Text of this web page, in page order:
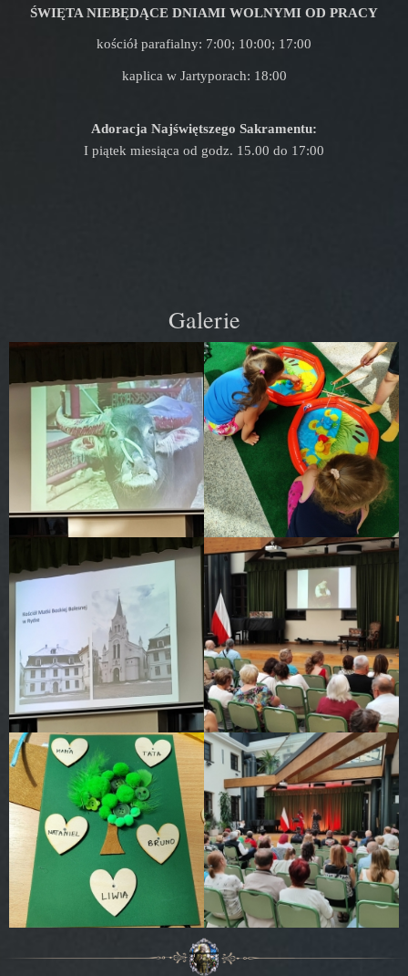
ŚWIĘTA NIEBĘDĄCE DNIAMI WOLNYMI OD PRACY
kościół parafialny: 7:00; 10:00; 17:00
kaplica w Jartyporach: 18:00
Adoracja Najświętszego Sakramentu:
I piątek miesiąca od godz. 15.00 do 17:00
Galerie